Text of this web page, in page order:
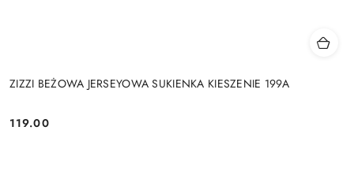
ZIZZI BEŻOWA JERSEYOWA SUKIENKA KIESZENIE 199A
Cena:
119.00